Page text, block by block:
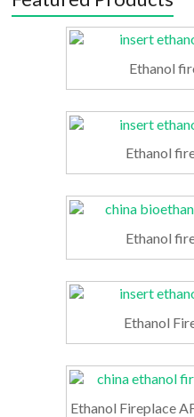
Ethanol
Ethanol
Ethanol
Ethanol
Ethanol Fireplace